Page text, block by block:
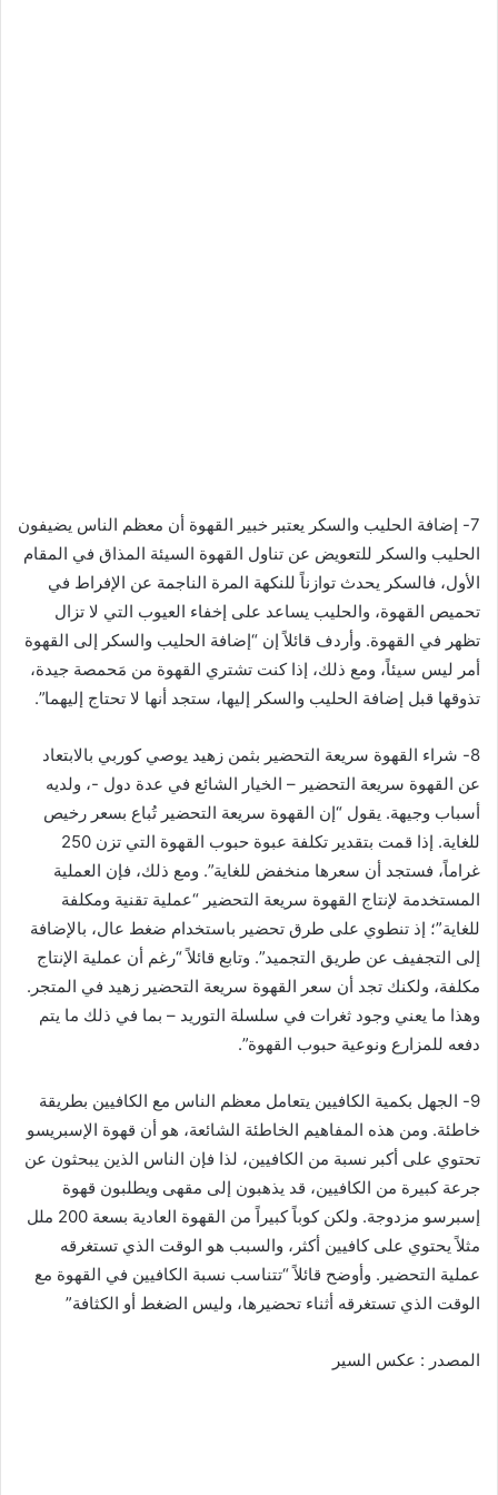
7- إضافة الحليب والسكر يعتبر خبير القهوة أن معظم الناس يضيفون
الحليب والسكر للتعويض عن تناول القهوة السيئة المذاق في المقام
الأول، فالسكر يحدث توازناً للنكهة المرة الناجمة عن الإفراط في
تحميص القهوة، والحليب يساعد على إخفاء العيوب التي لا تزال
تظهر في القهوة. وأردف قائلاً إن “إضافة الحليب والسكر إلى القهوة
أمر ليس سيئاً، ومع ذلك، إذا كنت تشتري القهوة من مَحمصة جيدة،
تذوقها قبل إضافة الحليب والسكر إليها، ستجد أنها لا تحتاج إليهما”.
8- شراء القهوة سريعة التحضير بثمن زهيد يوصي كوربي بالابتعاد
عن القهوة سريعة التحضير – الخيار الشائع في عدة دول -، ولديه
أسباب وجيهة. يقول “إن القهوة سريعة التحضير تُباع بسعر رخيص
للغاية. إذا قمت بتقدير تكلفة عبوة حبوب القهوة التي تزن 250
غراماً، فستجد أن سعرها منخفض للغاية”. ومع ذلك، فإن العملية
المستخدمة لإنتاج القهوة سريعة التحضير “عملية تقنية ومكلفة
للغاية”؛ إذ تنطوي على طرق تحضير باستخدام ضغط عال، بالإضافة
إلى التجفيف عن طريق التجميد”. وتابع قائلاً “رغم أن عملية الإنتاج
مكلفة، ولكنك تجد أن سعر القهوة سريعة التحضير زهيد في المتجر.
وهذا ما يعني وجود ثغرات في سلسلة التوريد – بما في ذلك ما يتم
دفعه للمزارع ونوعية حبوب القهوة”.
9- الجهل بكمية الكافيين يتعامل معظم الناس مع الكافيين بطريقة
خاطئة. ومن هذه المفاهيم الخاطئة الشائعة، هو أن قهوة الإسبريسو
تحتوي على أكبر نسبة من الكافيين، لذا فإن الناس الذين يبحثون عن
جرعة كبيرة من الكافيين، قد يذهبون إلى مقهى ويطلبون قهوة
إسبرسو مزدوجة. ولكن كوباً كبيراً من القهوة العادية بسعة 200 ملل
مثلاً يحتوي على كافيين أكثر، والسبب هو الوقت الذي تستغرقه
عملية التحضير. وأوضح قائلاً “تتناسب نسبة الكافيين في القهوة مع
الوقت الذي تستغرقه أثناء تحضيرها، وليس الضغط أو الكثافة”
المصدر : عكس السير